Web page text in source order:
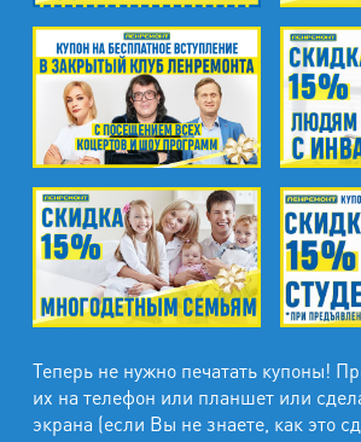
Теперь не нужно печатать купоны!
их на телефон или планшет или
экрана (если Вы не знаете, как это